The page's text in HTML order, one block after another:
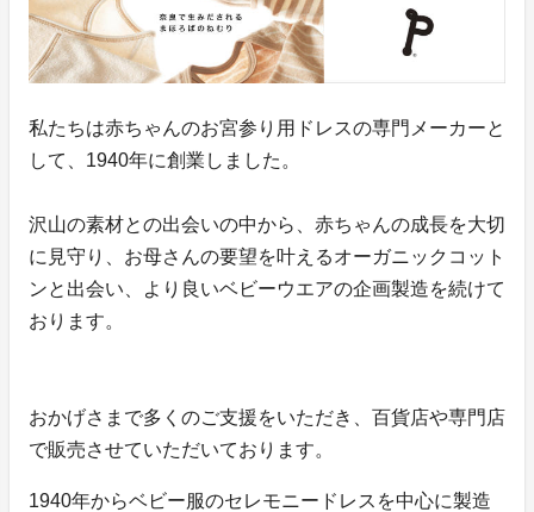
私たちは赤ちゃんのお宮参り用ドレスの専門メーカーと
して、1940年に創業しました。
沢山の素材との出会いの中から、赤ちゃんの成長を大切
に見守り、お母さんの要望を叶えるオーガニックコット
ンと出会い、より良いベビーウエアの企画製造を続けて
おります。
おかげさまで多くのご支援をいただき、百貨店や専門店
で販売させていただいております。
1940年からベビー服のセレモニードレスを中心に製造